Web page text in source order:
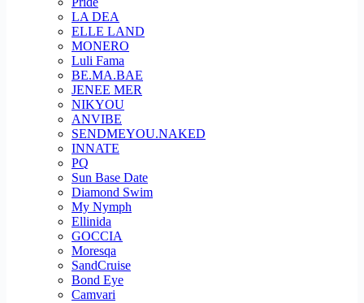
LA DEA
ELLE LAND
MONERO
Luli Fama
BE.MA.BAE
JENEE MER
NIKYOU
ANVIBE
SENDMEYOU.NAKED
INNATE
PQ
Sun Base Date
Diamond Swim
My Nymph
Ellinida
GOCCIA
Moresqa
SandCruise
Bond Eye
Camvari